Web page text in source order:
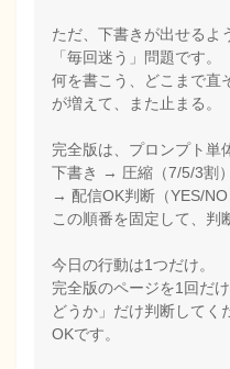
ただ、下書きが出せるよ
「毎回迷う」問題です。
何を書こう、どこまで
が増えて、また止まる。
完全版は、プロンプト単
下書き → 圧縮（7/5/3割
→ 配信OK判断（YES/NO
この順番を固定して、判
今日の行動は1つだけ。
完全版のページを1回だ
どうか」だけ判断してく
OKです。